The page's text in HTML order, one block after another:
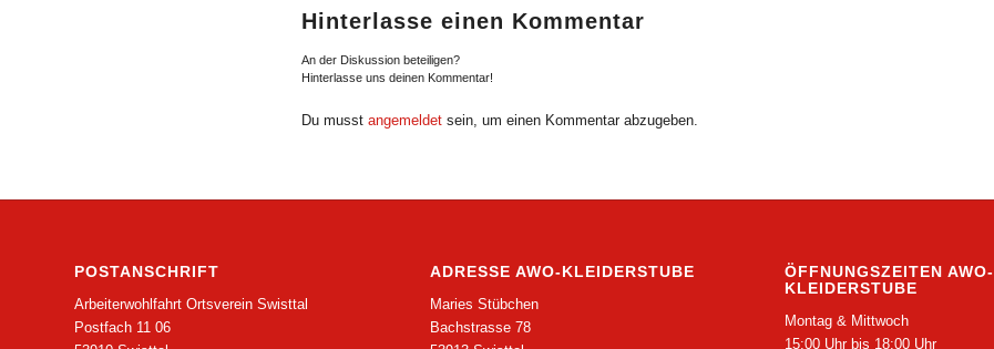
Hinterlasse einen Kommentar
An der Diskussion beteiligen?
Hinterlasse uns deinen Kommentar!
Du musst angemeldet sein, um einen Kommentar abzugeben.
POSTANSCHRIFT
Arbeiterwohlfahrt Ortsverein Swisttal
Postfach 11 06
ADRESSE AWO-KLEIDERSTUBE
Maries Stübchen
Bachstrasse 78
ÖFFNUNGSZEITEN AWO-
KLEIDERSTUBE
Montag & Mittwoch
15:00 Uhr bis 18:00 Uhr